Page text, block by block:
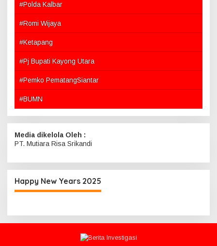
#Polda Kalbar
#Romi Wijaya
#Ketapang
#Pj Bupati Kayong Utara
#Pemko PematangSiantar
#BUMN
Media dikelola Oleh :
PT. Mutiara Risa Srikandi
Happy New Years 2025